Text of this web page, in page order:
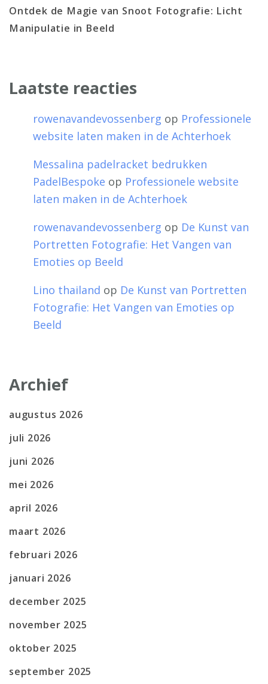
Ontdek de Magie van Snoot Fotografie: Licht
Manipulatie in Beeld
Laatste reacties
rowenavandevossenberg op Professionele
website laten maken in de Achterhoek
Messalina padelracket bedrukken
PadelBespoke op Professionele website
laten maken in de Achterhoek
rowenavandevossenberg op De Kunst van
Portretten Fotografie: Het Vangen van
Emoties op Beeld
Lino thailand op De Kunst van Portretten
Fotografie: Het Vangen van Emoties op
Beeld
Archief
augustus 2026
juli 2026
juni 2026
mei 2026
april 2026
maart 2026
februari 2026
januari 2026
december 2025
november 2025
oktober 2025
september 2025